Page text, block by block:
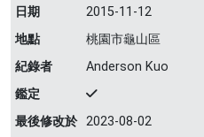
日期
2015-11-12
地點
桃園市龜山區
紀錄者
Anderson Kuo
鑑定
最後修改於 2023-08-02